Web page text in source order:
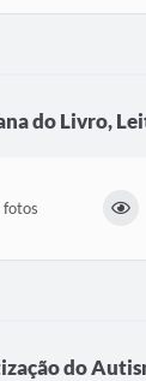
do Livro,
fotos
do